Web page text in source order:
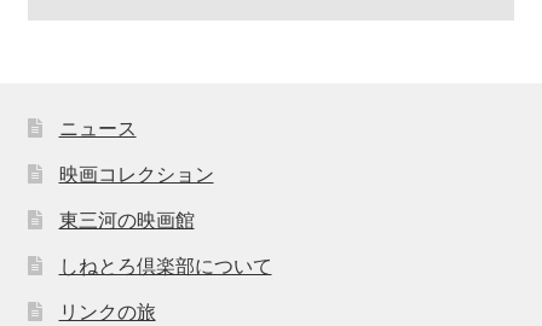
ニュース
映画コレクション
東三河の映画館
しねとろ倶楽部について
リンクの旅